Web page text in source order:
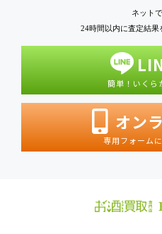
ネット
24時間以内に査定結果
簡単！いくら
オン
専用フォーム